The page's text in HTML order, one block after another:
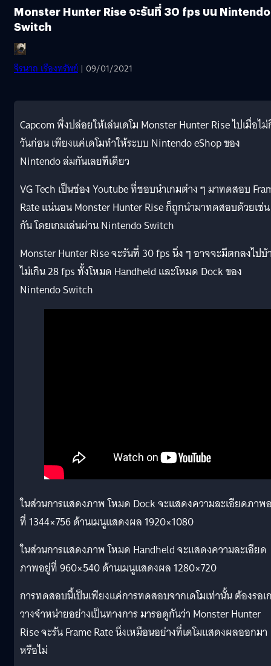
Monster Hunter Rise จะรันที่ 30 fps บน Nintendo
Switch
จีรนาถ เรืองทรัพย์ | 09/01/2021
Capcom พึ่งปล่อยให้เล่นเดโม Monster Hunter Rise ไปเมื่อไ
วันก่อน เพียงแค่เดโมทำให้ระบบ Nintendo eShop ของ
Nintendo ล่มกันเลยทีเดียว
VG Tech เป็นช่อง Youtube ที่ชอบนำเกมต่าง ๆ มาทดสอบ
Rate แน่นอน Monster Hunter Rise ก็ถูกนำมาทดสอบด้วยเช่น
กัน โดยเกมเล่นผ่าน Nintendo Switch
Monster Hunter Rise จะรันที่ 30 fps นิ่ง ๆ อาจจะมีตกลงไปบ้
ไม่เกิน 28 fps ทั้งโหมด Handheld และโหมด Dock ของ
Nintendo Switch
ในส่วนการแสดงภาพ โหมด Dock จะแสดงความละเอียดภาพ
ที่ 1344×756 ด้านเมนูแสดงผล 1920×1080
ในส่วนการแสดงภาพ โหมด Handheld จะแสดงความละเอียด
ภาพอยู่ที่ 960×540 ด้านเมนูแสดงผล 1280×720
การทดสอบนี้เป็นเพียงแค่การทดสอบจากเดโมเท่านั้น ต้องรอเ
วางจำหน่ายอย่างเป็นทางการ มารอดูกันว่า Monster Hunter
Rise จะรัน Frame Rate นิ่งเหมือนอย่างที่เดโมแสดงผลออกมา
หรือไม่